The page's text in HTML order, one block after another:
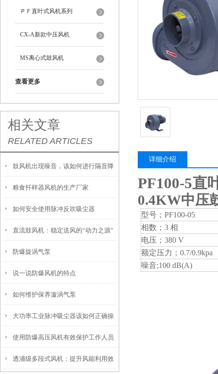
ＰＦ直叶式风机系列
CX-A新款中压风机
MS离心式鼓风机
查看更多
相关文章
RELATED ARTICLES
鼓风机出现噪音，该如何进行隔音降
噪
粮食扦样器风机的生产厂家
如何安全使用脉冲反吹吸尘器
直流鼓风机：稳定送风的“动力之源”
防爆旋涡气泵
说一说防爆风机的特点
如何维护保养漩涡气泵
大功率工业脉冲吸尘器该如何正确操
作
使用防爆高压风机有效保护工作人员
安全
透浦级多段式风机：提升风能利用效
详细介绍
PF100-5直
0.4KW中压
型号；PF100-05
相数；3 相
电压；380 V
额定压力；0.7/0.9kpa
噪音;100 dB(A)